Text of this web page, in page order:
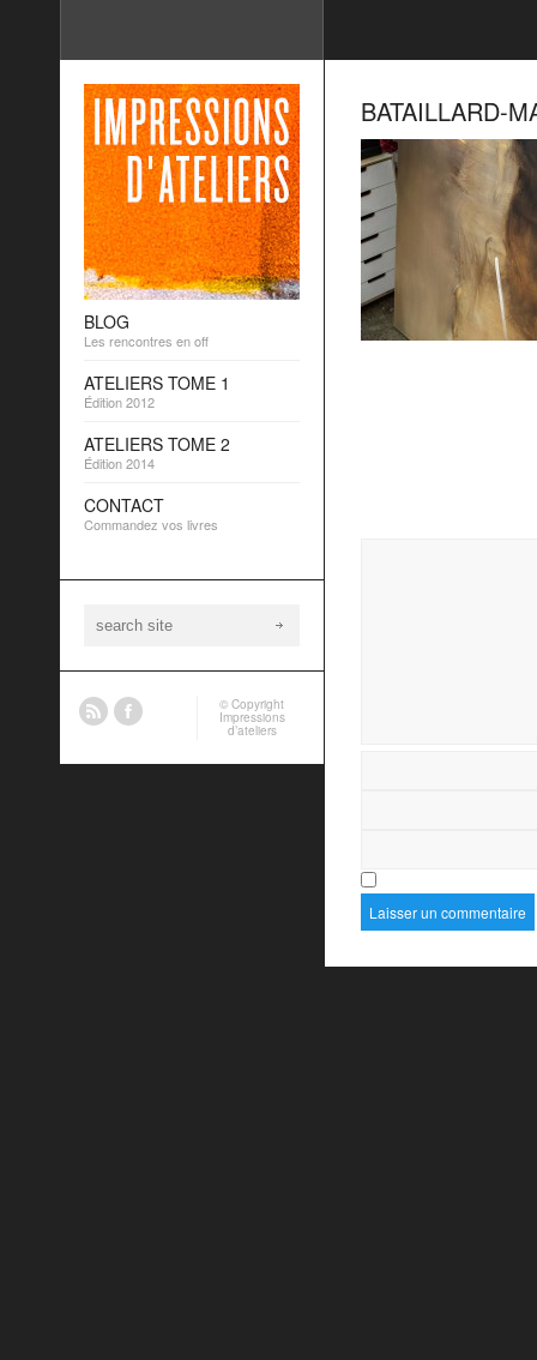
BATAILLARD-
BLOG
Les rencontres en off
ATELIERS TOME 1
Édition 2012
ATELIERS TOME 2
Édition 2014
CONTACT
Commandez vos livres
© Copyright
Impressions
d’ateliers